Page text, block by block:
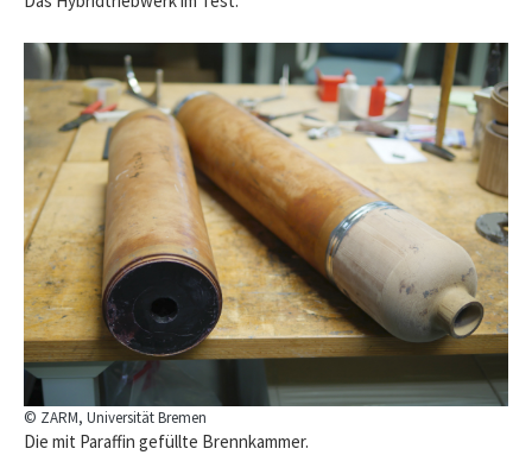
© ZARM, Universität Bremen
Die mit Paraffin gefüllte Brennkammer.